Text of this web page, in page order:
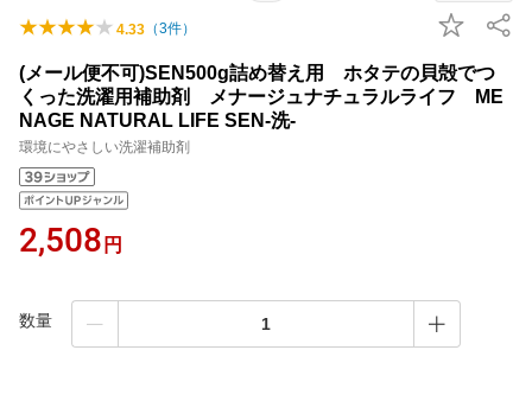
4.33 （3件）
(メール便不可)SEN500g詰め替え用 ホタテの貝殻でつ
くった洗濯用補助剤 メナージュナチュラルライフ ME
NAGE NATURAL LIFE SEN-洗-
環境にやさしい洗濯補助剤
2,508 円
数量